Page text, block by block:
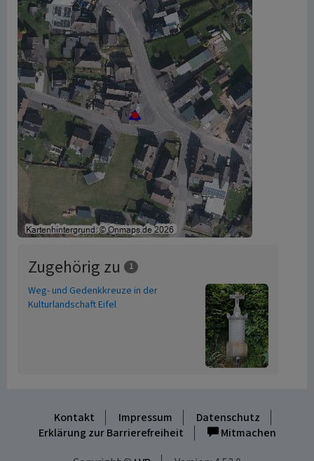
Zugehörig zu 1
Weg- und Gedenkkreuze in der
Kulturlandschaft Eifel
Kontakt Impressum
Datenschutz
Erklärung zur Barrierefreiheit
Mitmachen